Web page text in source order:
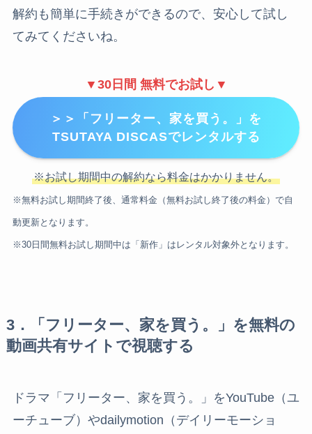
解約も簡単に手続きができるので、安心して試し
てみてくださいね。
▼30日間 無料でお試し▼
＞＞「フリーター、家を買う。」を
TSUTAYA DISCASでレンタルする
※お試し期間中の解約なら料金はかかりません。
※無料お試し期間終了後、通常料金（無料お試し終了後の料金）で自
動更新となります。
※30日間無料お試し期間中は「新作」はレンタル対象外となります。
3．「フリーター、家を買う。」を無料の
動画共有サイトで視聴する
ドラマ「フリーター、家を買う。」をYouTube（ユ
ーチューブ）やdailymotion（デイリーモーショ